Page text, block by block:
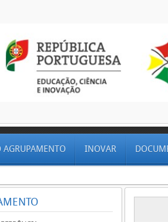
AGRUPAMENTO INOVAR